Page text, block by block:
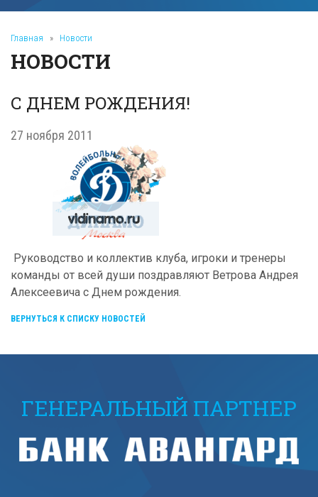
Главная » Новости
НОВОСТИ
С ДНЕМ РОЖДЕНИЯ!
27 ноября 2011
Руководство и коллектив клуба, игроки и тренеры
команды от всей души поздравляют Ветрова Андрея
Алексеевича с Днем рождения.
ВЕРНУТЬСЯ К СПИСКУ НОВОСТЕЙ
ГЕНЕРАЛЬНЫЙ ПАРТНЕР